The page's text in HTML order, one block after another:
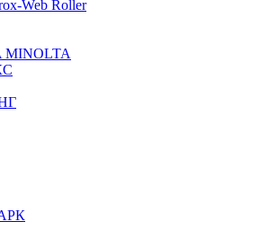
Web Roller
MINOLTA